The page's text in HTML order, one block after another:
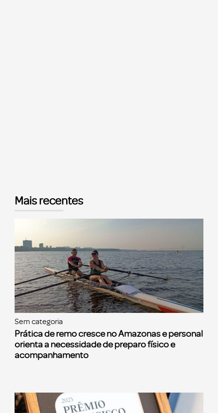
Mais recentes
Sem categoria
Prática de remo cresce no Amazonas e personal
orienta a necessidade de preparo físico e
acompanhamento